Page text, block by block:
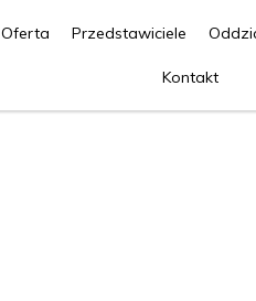
Oferta Przedstawiciele
Kontakt